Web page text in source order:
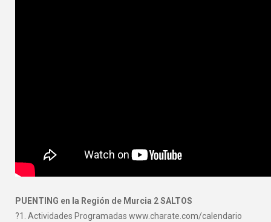
PUENTING en la Región de Murcia 2 SALTOS
?1. Actividades Programadas www.charate.com/calendario